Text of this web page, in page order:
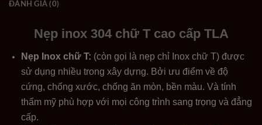
ĐÁNH GIÁ (0)
Nẹp inox 304 chữ T cao cấp TLA
Nẹp Inox chữ T: (còn gọi là nẹp chỉ Inox chữ T) được
sử dụng nhiều trong xây dựng. Bởi ưu điểm về độ
cứng, chống xước, chống ăn mòn, bền màu. Và tính
thẩm mỹ phù hợp với mọi công trình sang trọng và đẳng
cấp.